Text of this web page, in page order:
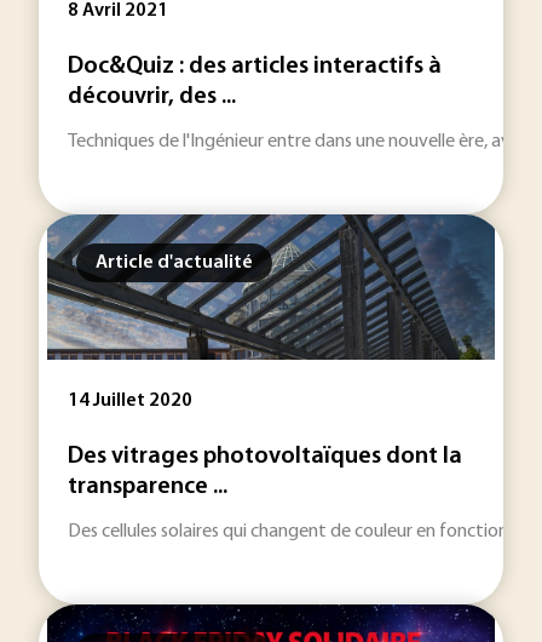
8 Avril 2021
Doc&Quiz : des articles interactifs à
découvrir, des ...
Techniques de l'Ingénieur entre dans une nouvelle ère,
Article d'actualité
14 Juillet 2020
Des vitrages photovoltaïques dont la
transparence ...
Des cellules solaires qui changent de couleur en fonction